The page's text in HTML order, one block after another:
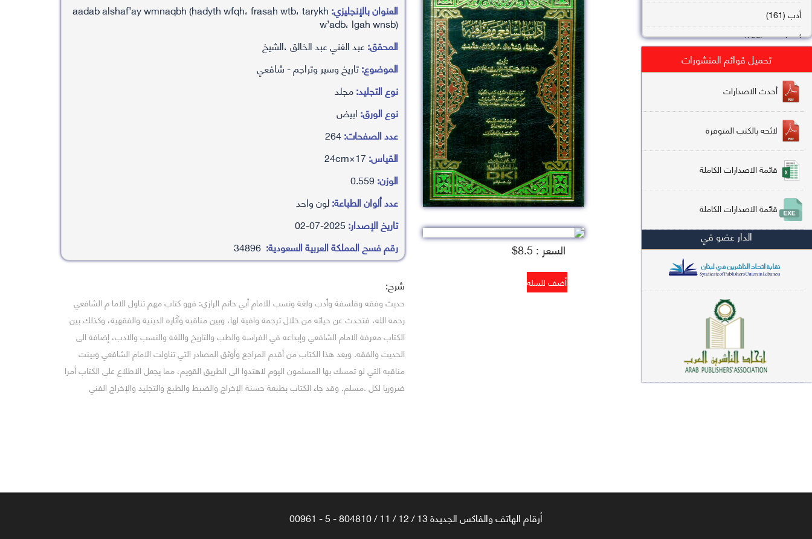
أدب (161)
أصول فقه (158)
تاريخ (138)
فقه شافعي (132)
فقه حنفي (113)
فقه مالكي (112)
تفسير قرآن (106)
علم كلام (96)
أخلاق وتصوف (91)
سير وتراجم (90)
معاجم لغوية (89)
سيرة نبوية وتصوف (81)
دراسات إسلامية (75)
شعر (72)
تحميل قوائم المنشورات
أحدث الاصدارات
لائحه يالكتب المتوفرة
قائمة الاصدارات الكاملة
قائمة الاصدارات الكاملة
الدار عضو في
السعر : 8.5$
العنوان بالإنجليزي:aadab alshaf’ay wmnaqbh (hadyth wfqh، frasah wtb، tarykh
w’adb، lgah wnsb)
المحقق:عبد الغني عبد الخالق ،الشيخ
الموضوع:تاريخ وسير وتراجم - شافعي
نوع التجليد:مجلد
نوع الورق:ابيض
عدد الصفحات:264
القياس:17×24cm
الوزن:0.559
عدد ألوان الطباعة:لون واحد
تاريخ الإصدار:
رقم فسح المملكة العربية السعودية: 34896
شرح:
حديث وفقه وفلسفة وأدب ولغة ونسب للامام أبي حاتم الرازي: فهو كتاب مهم تناول الاما م الشافعي
رحمه الله، فتحدث عن حياته من خلال ترجمة وافية لها، وبين مناقبه وآثاره الدينية والفقهية، وكذلك بين
الكتاب معرفة الامام الشافعي وإبداعه في الفراسة والطب والتاريخ واللغة والنسب والادب، إضافة الى
الحديث والفقه. ويعد هذا الكتاب من أقدم المراجع وأوثق المصادر التي تناولت الامام الشافعي وبينت
مناقبه التي لو تمسك بها المسلمون اليوم لاهتدوا الى الطريق القويم، مما يجعل الاطلاع على الكتاب أمرا
ضروريا لكل .مسلم. وقد جاء الكتاب بطبعة حسنة الإخراج والضبط والطبع والتجليد والإخراج الفني
أرقام الهاتف والفاكس الجديدة 13 / 12 / 11 / 804810 - 5 - 00961